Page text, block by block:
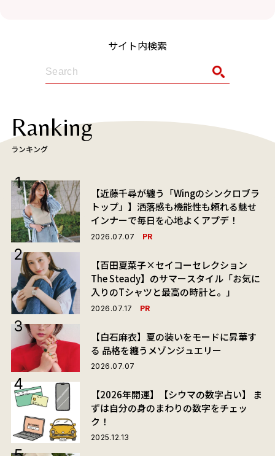
サイト内検索
Ranking
ランキング
【近藤千尋が纏う「Wingのシンクロブラ
トップ」】洒落感も機能性も頼れる魅せ
インナーで毎日を心地よくアプデ！
2026.07.07 PR
【百田夏菜子×セイコーセレクション
The Steady】のサマースタイル「お気に
入りのTシャツと最高の時計と。」
2026.07.17 PR
【白石麻衣】夏の装いをモードに昇華す
る 品格を纏うメゾンジュエリー
2026.07.07
【2026年開運】【シウマの数字占い】 ま
ずは自分の身のまわりの数字をチェッ
ク！
2025.12.13